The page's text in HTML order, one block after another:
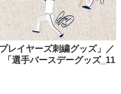
レイヤーズ刺繍グッズ」／
選手バースデーグッズ_11